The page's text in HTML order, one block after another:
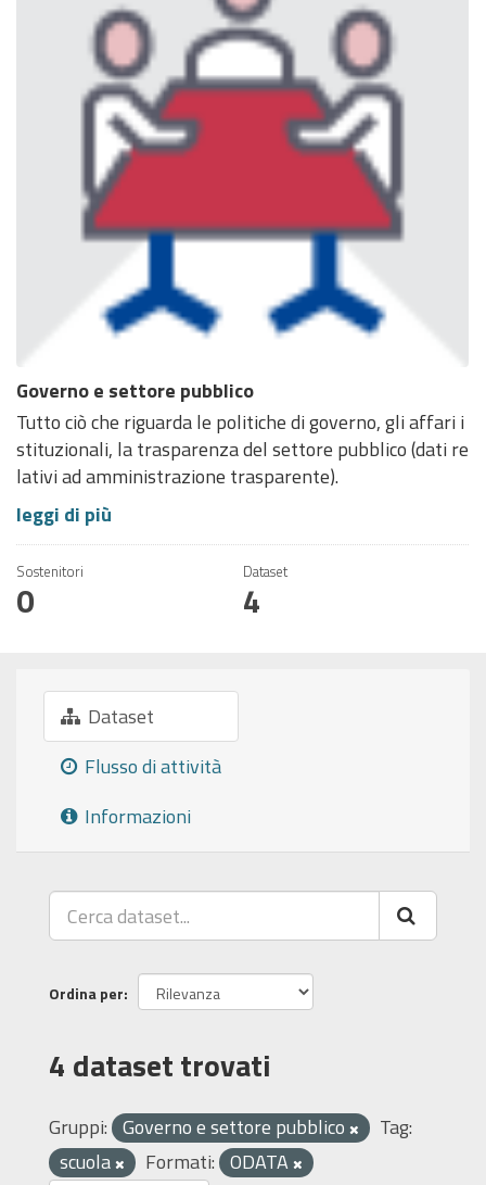
Governo e settore pubblico
Tutto ciò che riguarda le politiche di governo, gli affari i
stituzionali, la trasparenza del settore pubblico (dati re
lativi ad amministrazione trasparente).
leggi di più
Sostenitori
0
Dataset
4
Dataset
Flusso di attività
Informazioni
Ordina per
4 dataset trovati
Gruppi: Governo e settore pubblico
Tag:
scuola
Formati: ODATA